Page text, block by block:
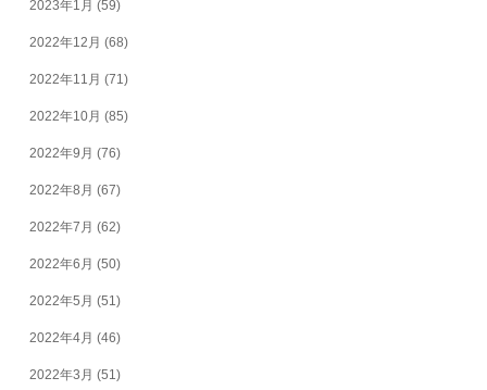
2023年1月 (59)
2022年12月 (68)
2022年11月 (71)
2022年10月 (85)
2022年9月 (76)
2022年8月 (67)
2022年7月 (62)
2022年6月 (50)
2022年5月 (51)
2022年4月 (46)
2022年3月 (51)